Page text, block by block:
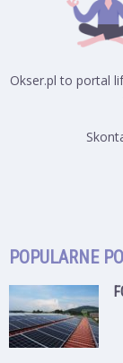
Okser.pl to portal
POPULARNE